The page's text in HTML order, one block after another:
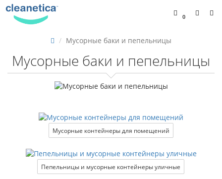
0
Мусорные баки и пепельницы
Мусорные баки и пепельницы
Мусорные контейнеры для помещений
Пепельницы и мусорные контейнеры уличные